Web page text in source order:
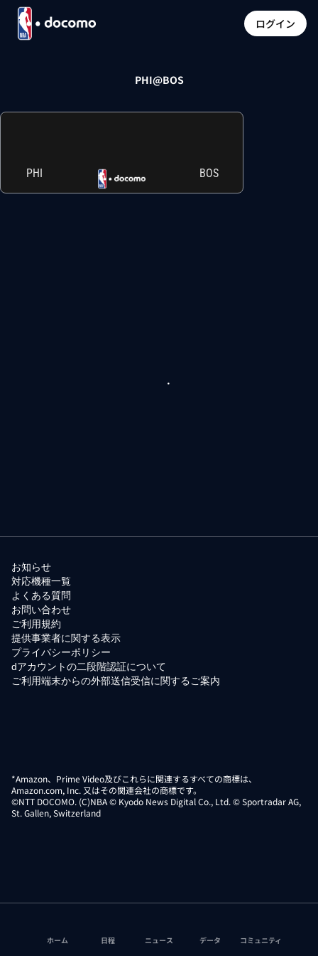
ログイン
PHI@BOS
PHI BOS
お知らせ
対応機種一覧
よくある質問
お問い合わせ
ご利用規約
提供事業者に関する表示
プライバシーポリシー
dアカウントの二段階認証について
ご利用端末からの外部送信受信に関するご案内
*Amazon、Prime Video及びこれらに関連するすべての商標は、
Amazon.com, Inc. 又はその関連会社の商標です。
©NTT DOCOMO. (C)NBA © Kyodo News Digital Co., Ltd. © Sportradar AG,
St. Gallen, Switzerland
ホーム 日程 ニュース データ コミュニティ